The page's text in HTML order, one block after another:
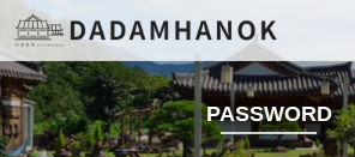
PASSWORD